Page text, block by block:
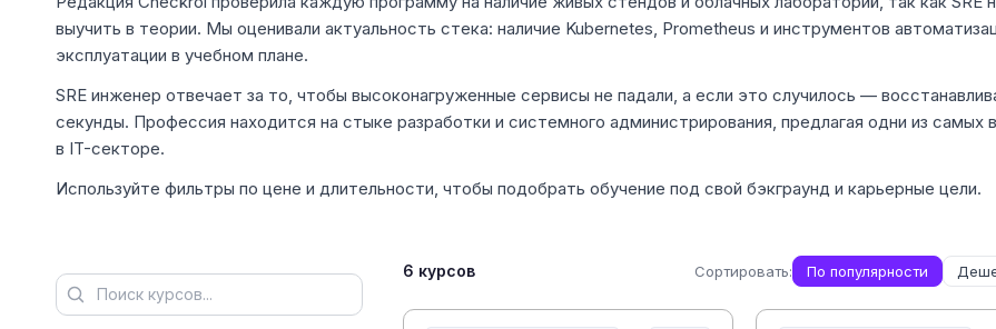
выучить в теории. Мы оценивали актуальность стека: наличие Kubernetes, Prometheus и инструментов
эксплуатации в учебном плане.
SRE инженер отвечает за то, чтобы высоконагруженные сервисы не падали, а если это случилось —
секунды. Профессия находится на стыке разработки и системного администрирования, предлагая одни из самых
в IT-секторе.
Используйте фильтры по цене и длительности, чтобы подобрать обучение под свой бэкграунд и карьерные цели.
6 курсов Сортировать: По популярности